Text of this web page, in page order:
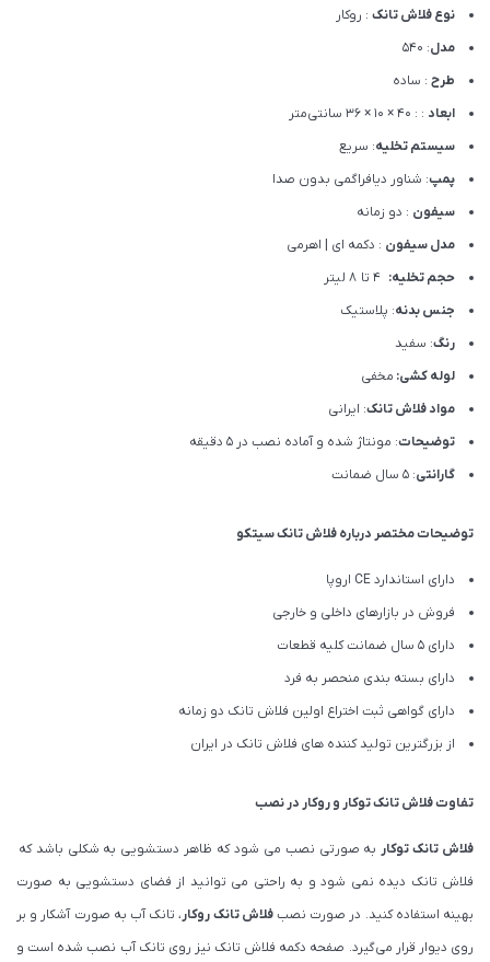
نوع فلاش تانک : روکار
مدل: 540
طرح : ساده
ابعاد : : 40 × 10 × 36 سانتی‌متر
سیستم تخلیه: سریع
پمپ: شناور دیافراگمی بدون صدا
سیفون : دو زمانه
مدل سیفون : دکمه ای | اهرمی
حجم تخلیه:
جنس بدنه: پلاستیک
رنگ: سفید
لوله کشی: مخفی
مواد فلاش تانک: ایرانی
توضیحات: مونتاژ شده و آماده نصب در 5 دقیقه
گارانتی: 5 سال ضمانت
توضیحات مختصر درباره فلاش تانک سیتکو
دارای استاندارد CE اروپا
فروش در بازارهای داخلی و خارجی
دارای 5 سال ضمانت کلیه قطعات
دارای بسته بندی منحصر به فرد
دارای گواهی ثبت اختراع اولین فلاش تانک دو زمانه
از بزرگترین تولید کننده های فلاش تانک در ایران
تفاوت فلاش تانک توکار و روکار در نصب
فلاش تانک توکاربه صورتی نصب می شود که ظاهر دستشویی به شکلی باشد که
فلاش تانک دیده نمی شود و به راحتی می توانید از فضای دستشویی به صورت
بهینه استفاده کنید. در صورت نصبفلاش تانک روکار، تانک آب به صورت آشکار و بر
روی دیوار قرار می‌گیرد. صفحه دکمه فلاش تانک نیز روی تانک آب نصب شده است و